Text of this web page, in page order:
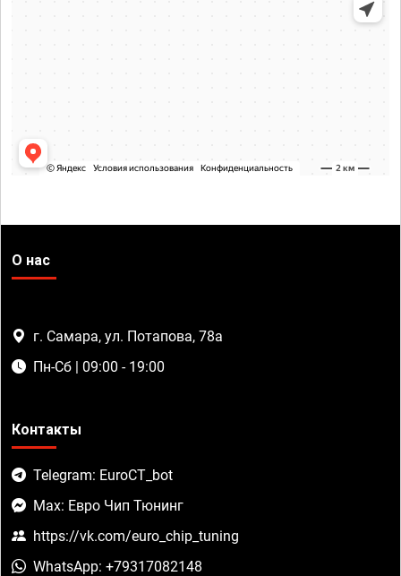
О нас
г. Самара, ул. Потапова, 78а
Пн-Сб | 09:00 - 19:00
Контакты
Telegram: EuroCT_bot
Max: Евро Чип Тюнинг
https://vk.com/euro_chip_tuning
WhatsApp: +79317082148